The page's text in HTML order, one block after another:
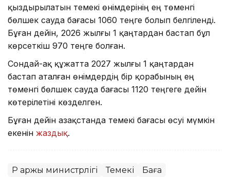
қыздырылатын темекі өнімдерінің ең төменгі
бөлшек сауда бағасы 1060 теңге болып белгіленді.
Бұған дейін, 2026 жылғы 1 қаңтардан бастап бұл
көрсеткіш 970 теңге болған.
Сондай-ақ құжатта 2027 жылғы 1 қаңтардан
бастап аталған өнімдердің бір қорабының ең
төменгі бөлшек сауда бағасы 1120 теңгеге дейін
көтерілетіні көзделген.
Бұған дейін Қазақстанда темекі бағасы өсуі мүмкін
екенін жаздық.
ҚР Қаржы министрлігі Темекі Баға